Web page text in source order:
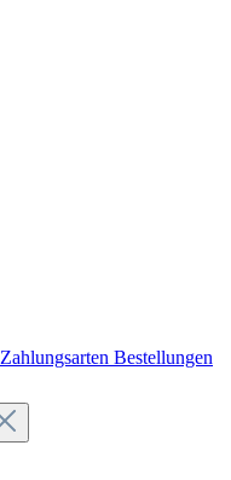
Zahlungsarten Bestellungen